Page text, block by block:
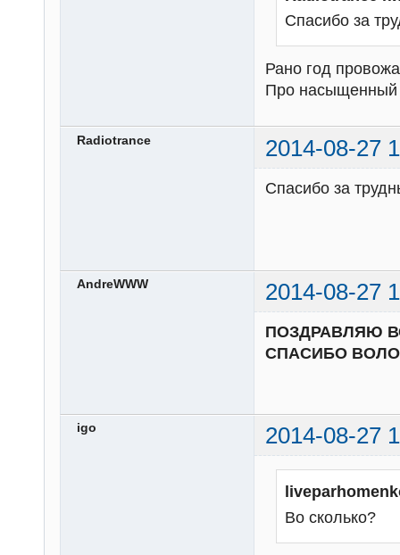
Спасибо за
Рано год
Про насыщенный
Radiotrance 2014-08-27
Спасибо за
AndreWWW 2014-08-27
ПОЗДРАВЛЯЮ
СПАСИБО
igo 2014-08-27
Во сколько?